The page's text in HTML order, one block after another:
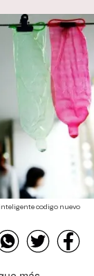
codigo nuevo